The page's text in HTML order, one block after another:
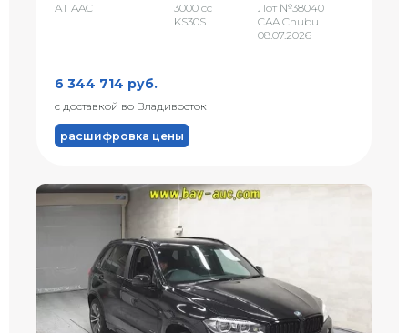
AT AAC
3000 сс
KS30S
Лот №38040
CAA Chubu
08.07.2026
6 344 714 руб.
с доставкой во Владивосток
расшифровка цены